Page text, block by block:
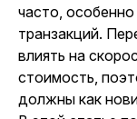
часто,
транзакций.
влиять на
стоимость,
должны как